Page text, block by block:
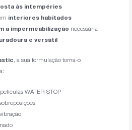
às intempéries
interiores habitados
a impermeabilização necessária
e versátil
, a sua formulação torna-o
WATER-STOP